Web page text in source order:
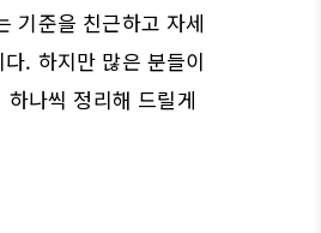
기준을 친근하고 자세
. 하지만 많은 분들이
나씩 정리해 드릴게